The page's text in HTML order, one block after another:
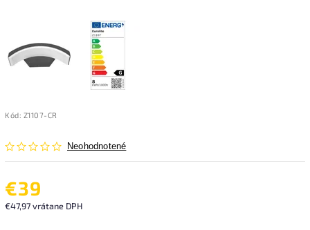
Kód: Z1107-CR
Neohodnotené
€39
€47,97 vrátane DPH